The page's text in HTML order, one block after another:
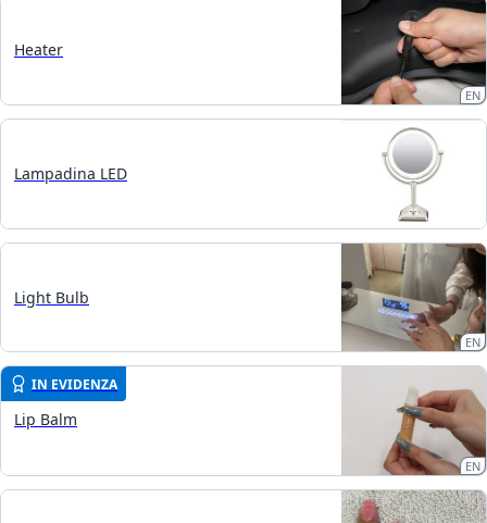
Heater
EN
Lampadina LED
Light Bulb
EN
IN EVIDENZA
Lip Balm
EN